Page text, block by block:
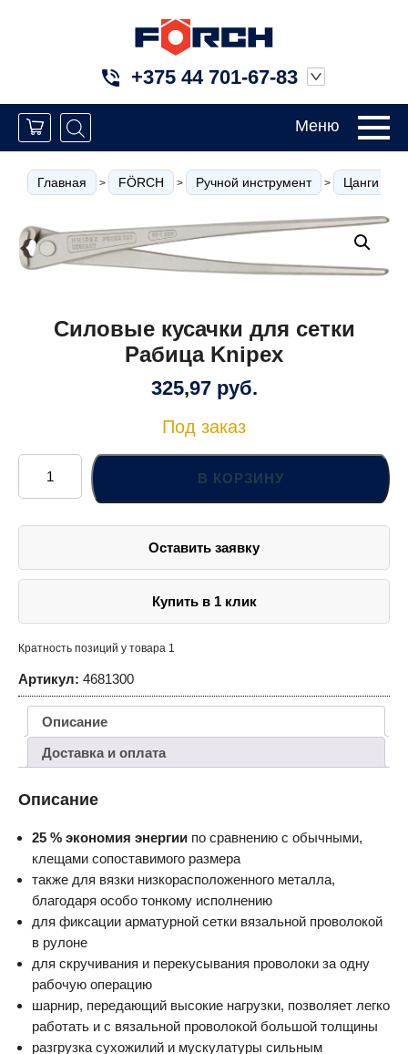
+375 44 701-67-83
Меню
Главная > FÖRCH > Ручной инструмент > Цанги
Силовые кусачки для сетки
Рабица Knipex
325,97 руб.
Под заказ
Количество
товара
Силовые
кусачки
сетки
В КОРЗИНУ
Оставить заявку
Купить в 1 клик
Кратность позиций у товара 1
Артикул: 4681300
Описание
Доставка и оплата
Описание
25 % экономия энергии по сравнению с обычными,
клещами сопоставимого размера
также для вязки низкорасположенного металла,
благодаря особо тонкому исполнению
для фиксации арматурной сетки вязальной проволокой
в рулоне
для скручивания и перекусывания проволоки за одну
рабочую операцию
шарнир, передающий высокие нагрузки, позволяет легко
работать и с вязальной проволокой большой толщины
разгрузка сухожилий и мускулатуры сильным